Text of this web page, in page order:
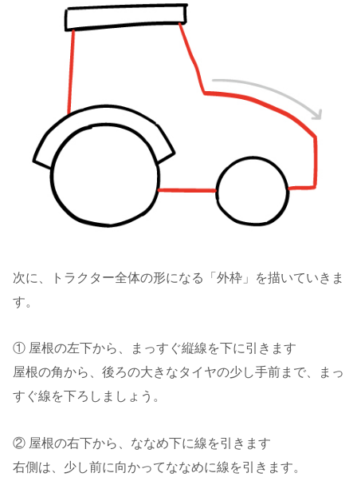
次に、トラクター全体の形になる「外枠」を描いていきま
す。
① 屋根の左下から、まっすぐ縦線を下に引きます
屋根の角から、後ろの大きなタイヤの少し手前まで、まっ
すぐ線を下ろしましょう。
② 屋根の右下から、ななめ下に線を引きます
右側は、少し前に向かってななめに線を引きます。